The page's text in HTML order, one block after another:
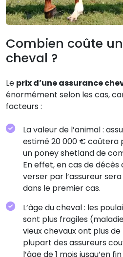
Combien coûte
cheval ?
Le prix d’une assurance
énormément selon les cas,
facteurs :
La valeur de l’animal :
estimé 20 000 € coûtera
un poney shetland de
En effet, en cas de décès
verser par l’assureur
dans le premier cas.
L’âge du cheval : les
sont plus fragiles
vieux chevaux ont plus
plupart des assureurs
l’âge de 1 mois jusqu’en